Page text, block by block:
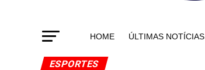
HOME ÚLTIMAS NOTÍCIAS
ESPORTES